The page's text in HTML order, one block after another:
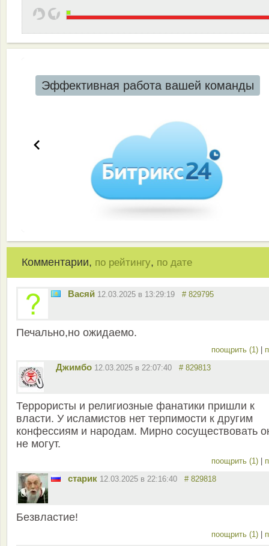
Эффективная работа вашей команды
Комментарии, по рейтингу, по дате
Васяй 12.03.2025 в 13:29:19 # 829795
Печально,но ожидаемо.
поощрить (1)
Джимбо 12.03.2025 в 22:07:40 # 829813
Террористы и религиозные фанатики пришли к
власти. У исламистов нет терпимости к другим
конфессиям и народам. Мирно сосуществовать
не могут.
поощрить (1)
старик 12.03.2025 в 22:16:40 # 829818
Безвластие!
поощрить (1)